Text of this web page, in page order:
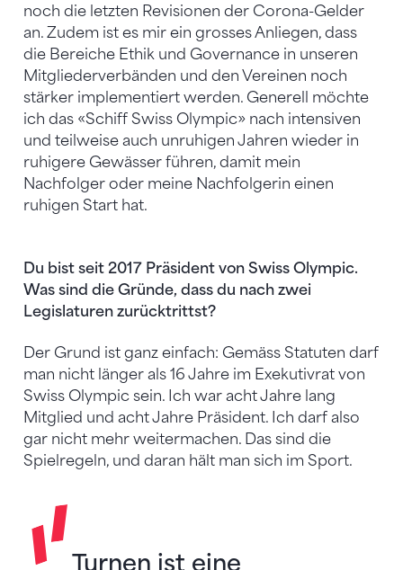
noch die letzten Revisionen der Corona-Gelder
an. Zudem ist es mir ein grosses Anliegen, dass
die Bereiche Ethik und Governance in unseren
Mitgliederverbänden und den Vereinen noch
stärker implementiert werden. Generell möchte
ich das «Schiff Swiss Olympic» nach intensiven
und teilweise auch unruhigen Jahren wieder in
ruhigere Gewässer führen, damit mein
Nachfolger oder meine Nachfolgerin einen
ruhigen Start hat.
Du bist seit 2017 Präsident von Swiss Olympic.
Was sind die Gründe, dass du nach zwei
Legislaturen zurücktrittst?
Der Grund ist ganz einfach: Gemäss Statuten darf
man nicht länger als 16 Jahre im Exekutivrat von
Swiss Olympic sein. Ich war acht Jahre lang
Mitglied und acht Jahre Präsident. Ich darf also
gar nicht mehr weitermachen. Das sind die
Spielregeln, und daran hält man sich im Sport.
Turnen ist eine